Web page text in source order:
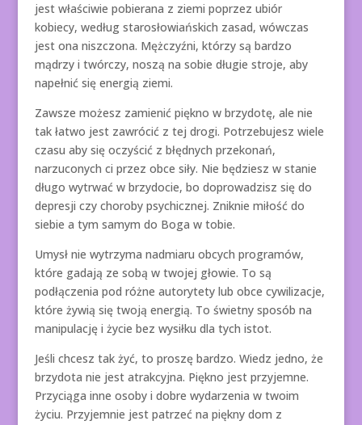
jest właściwie pobierana z ziemi poprzez ubiór
kobiecy, według starosłowiańskich zasad, wówczas
jest ona niszczona. Mężczyźni, którzy są bardzo
mądrzy i twórczy, noszą na sobie długie stroje, aby
napełnić się energią ziemi.
Zawsze możesz zamienić piękno w brzydotę, ale nie
tak łatwo jest zawrócić z tej drogi. Potrzebujesz wiele
czasu aby się oczyścić z błędnych przekonań,
narzuconych ci przez obce siły. Nie będziesz w stanie
długo wytrwać w brzydocie, bo doprowadzisz się do
depresji czy choroby psychicznej. Zniknie miłość do
siebie a tym samym do Boga w tobie.
Umysł nie wytrzyma nadmiaru obcych programów,
które gadają ze sobą w twojej głowie. To są
podłączenia pod różne autorytety lub obce cywilizacje,
które żywią się twoją energią. To świetny sposób na
manipulację i życie bez wysiłku dla tych istot.
Jeśli chcesz tak żyć, to proszę bardzo. Wiedz jedno, że
brzydota nie jest atrakcyjna. Piękno jest przyjemne.
Przyciąga inne osoby i dobre wydarzenia w twoim
życiu. Przyjemnie jest patrzeć na piękny dom z